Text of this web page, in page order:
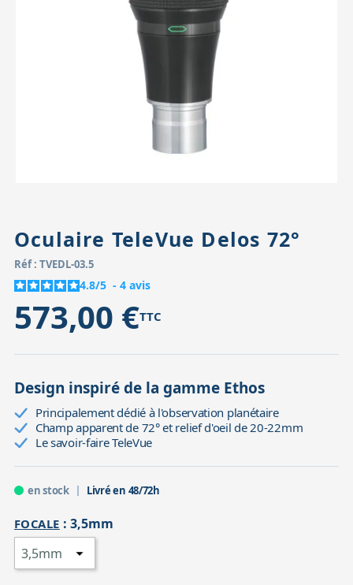
Accessoires pour montures
Oculaire TeleVue Delos 72°
Réf : TVEDL-03.5
4.8/5 - 4 avis
573,00 €TTC
Design inspiré de la gamme Ethos
Principalement dédié à l'observation planétaire
Champ apparent de 72° et relief d'oeil de 20-22mm
Le savoir-faire TeleVue
en stock Livré en 48/72h
FOCALE : 3,5mm